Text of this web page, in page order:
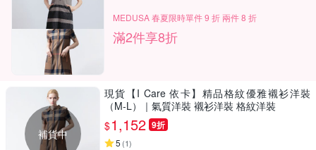
MEDUSA 春夏限時單件 9 折 兩件 8 折
滿2件享8折
補貨中
現貨【I Care 依卡】精品格紋優雅襯衫洋裝
（M-L）｜氣質洋裝 襯衫洋裝 格紋洋裝
$1,152 9折
5 (1)